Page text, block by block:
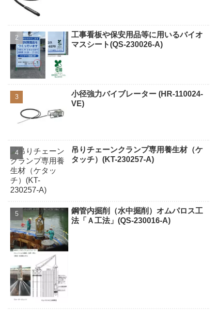
工事看板や保安用品等に用いるバイオ
マスシート(QS-230026-A)
小径強力バイブレーター (HR-110024-
VE)
吊りチェーンクランプ専用養生材（ケ
タッチ）(KT-230257-A)
鋼管内掘削（水中掘削）オムパロス工
法「Ａ工法」(QS-230016-A)